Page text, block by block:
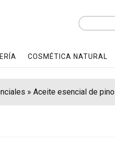
COSMÉTICA NATURAL
» Aceite esencial de pino